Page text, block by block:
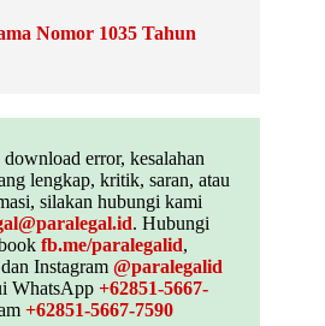
Nomor 1035 Tahun
error, kesalahan
lengkap, kritik, saran, atau
silakan hubungi kami
. Hubungi
fb.me/paralegalid,
Instagram@paralegalid
WhatsApp+62851-5667-
+62851-5667-7590